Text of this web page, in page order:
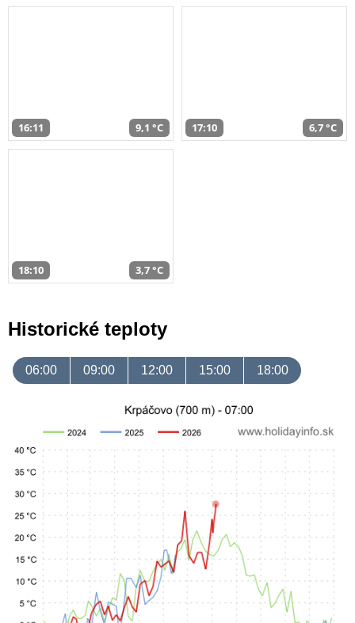
16:11 9,1 °C 17:10 6,7 °C
18:10 3,7 °C
Historické teploty
06:00 09:00 12:00 15:00 18:00